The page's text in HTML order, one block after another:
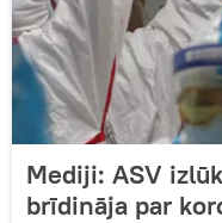
Mediji: ASV
brīdināja par